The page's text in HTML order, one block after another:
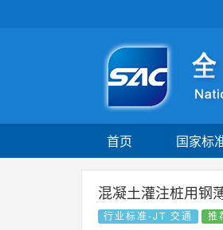
首页 国家标
混凝土灌注桩用钢
行业标准-JT 交通 推